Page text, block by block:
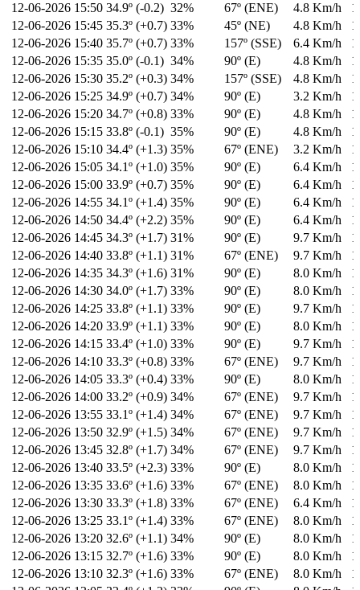
12-06-2026 15:50 34.9º (-0.2) 32% 67º (ENE) 4.8 Km/h
12-06-2026 15:45 35.3º (+0.7) 33% 45º (NE) 4.8 Km/h
12-06-2026 15:40 35.7º (+0.7) 33% 157º (SSE) 6.4 Km/h
12-06-2026 15:35 35.0º (-0.1) 34% 90º (E) 4.8 Km/h
12-06-2026 15:30 35.2º (+0.3) 34% 157º (SSE) 4.8 Km/h
12-06-2026 15:25 34.9º (+0.7) 34% 90º (E) 3.2 Km/h
12-06-2026 15:20 34.7º (+0.8) 33% 90º (E) 4.8 Km/h
12-06-2026 15:15 33.8º (-0.1) 35% 90º (E) 4.8 Km/h
12-06-2026 15:10 34.4º (+1.3) 35% 67º (ENE) 3.2 Km/h
12-06-2026 15:05 34.1º (+1.0) 35% 90º (E) 6.4 Km/h
12-06-2026 15:00 33.9º (+0.7) 35% 90º (E) 6.4 Km/h
12-06-2026 14:55 34.1º (+1.4) 35% 90º (E) 6.4 Km/h
12-06-2026 14:50 34.4º (+2.2) 35% 90º (E) 6.4 Km/h
12-06-2026 14:45 34.3º (+1.7) 31% 90º (E) 9.7 Km/h
12-06-2026 14:40 33.8º (+1.1) 31% 67º (ENE) 9.7 Km/h
12-06-2026 14:35 34.3º (+1.6) 31% 90º (E) 8.0 Km/h
12-06-2026 14:30 34.0º (+1.7) 33% 90º (E) 8.0 Km/h
12-06-2026 14:25 33.8º (+1.1) 33% 90º (E) 9.7 Km/h
12-06-2026 14:20 33.9º (+1.1) 33% 90º (E) 8.0 Km/h
12-06-2026 14:15 33.4º (+1.0) 33% 90º (E) 9.7 Km/h
12-06-2026 14:10 33.3º (+0.8) 33% 67º (ENE) 9.7 Km/h
12-06-2026 14:05 33.3º (+0.4) 33% 90º (E) 8.0 Km/h
12-06-2026 14:00 33.2º (+0.9) 34% 67º (ENE) 9.7 Km/h
12-06-2026 13:55 33.1º (+1.4) 34% 67º (ENE) 9.7 Km/h
12-06-2026 13:50 32.9º (+1.5) 34% 67º (ENE) 9.7 Km/h
12-06-2026 13:45 32.8º (+1.7) 34% 67º (ENE) 9.7 Km/h
12-06-2026 13:40 33.5º (+2.3) 33% 90º (E) 8.0 Km/h
12-06-2026 13:35 33.6º (+1.6) 33% 67º (ENE) 8.0 Km/h
12-06-2026 13:30 33.3º (+1.8) 33% 67º (ENE) 6.4 Km/h
12-06-2026 13:25 33.1º (+1.4) 33% 67º (ENE) 8.0 Km/h
12-06-2026 13:20 32.6º (+1.1) 34% 90º (E) 8.0 Km/h
12-06-2026 13:15 32.7º (+1.6) 33% 90º (E) 8.0 Km/h
12-06-2026 13:10 32.3º (+1.6) 33% 67º (ENE) 8.0 Km/h